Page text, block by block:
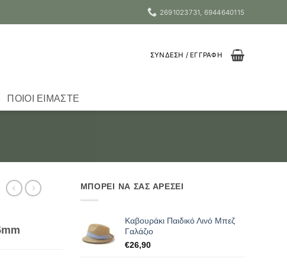
2691023731, 6944640115
ΣΎΝΔΕΣΗ / ΕΓΓΡΑΦΉ
ΠΟΙΟΙ ΕΊΜΑΣΤΕ
ΜΠΟΡΕΙ ΝΑ ΣΑΣ ΑΡΕΣΕΙ
Καβουράκι Παιδικό Λινό Μπεζ
Γαλάζιο
€26,90